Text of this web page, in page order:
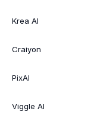
Krea AI
Craiyon
PixAI
Viggle AI